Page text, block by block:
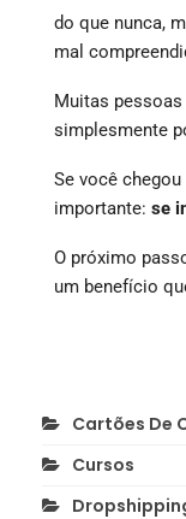
do que nunca,
mal
Muitas
simplesmente
Se você
importante: se
O próximo
um benefício
Cartões De
Cursos